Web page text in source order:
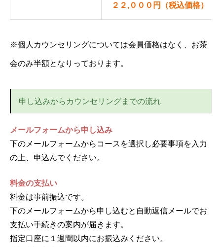
２２,０００円（税込価格）
※個人カウンセリングについては会員価格はなく、お茶
会のみ半額となりっております。
申し込みからカウンセリングまでの流れ
メールフォームから申し込み
下のメールフォームからコースを選択し必要事項を入力
の上、申込んでください。
料金の支払い
料金は事前振込です。
下のメールフォームから申し込むと自動返信メールでお
支払い手続きの案内が届きます。
指定口座に１週間以内にお振込みください。